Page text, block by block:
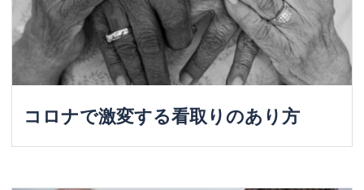
コロナで激変する看取りのあり方